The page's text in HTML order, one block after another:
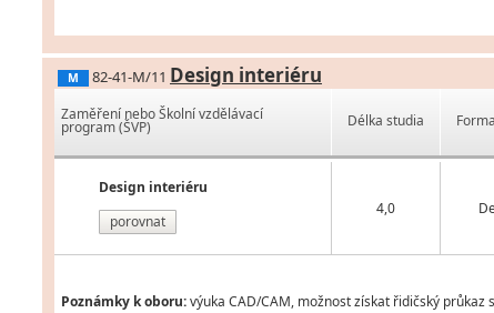
M 82-41-M/11 Design interiéru
Zaměření nebo Školní vzdělávací
program (ŠVP)
Design interiéru
porovnat
Délka studia
4,0
Poznámky k oboru:výuka CAD/CAM, možnost získat řidičský průkaz